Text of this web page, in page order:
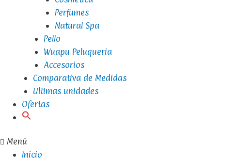
Perfumes
Natural Spa
Pello
Wuapu Peluqueria
Accesorios
Comparativa de Medidas
Ultimas unidades
Ofertas
Menú
Inicio